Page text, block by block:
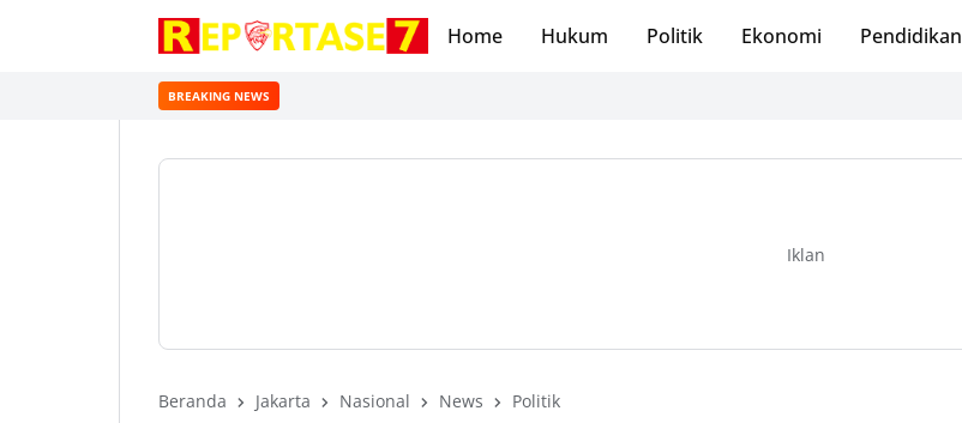
Home Hukum Politik Ekonomi Pendidikan
BREAKING NEWS
Iklan
Beranda Jakarta Nasional News Politik